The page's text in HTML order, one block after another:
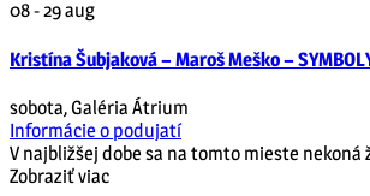
08 - 29aug
Kristína Šubjaková – Maroš Meško –
sobota,Galéria Átrium
Informácie o podujatí
V najbližšej dobe sa na tomto mieste
Zobraziť viac